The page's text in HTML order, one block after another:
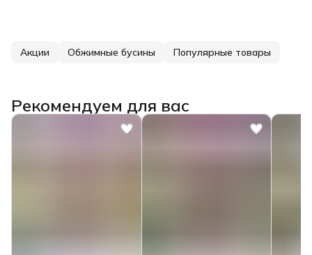
Акции Обжимные бусины Популярные товары
Рекомендуем для вас